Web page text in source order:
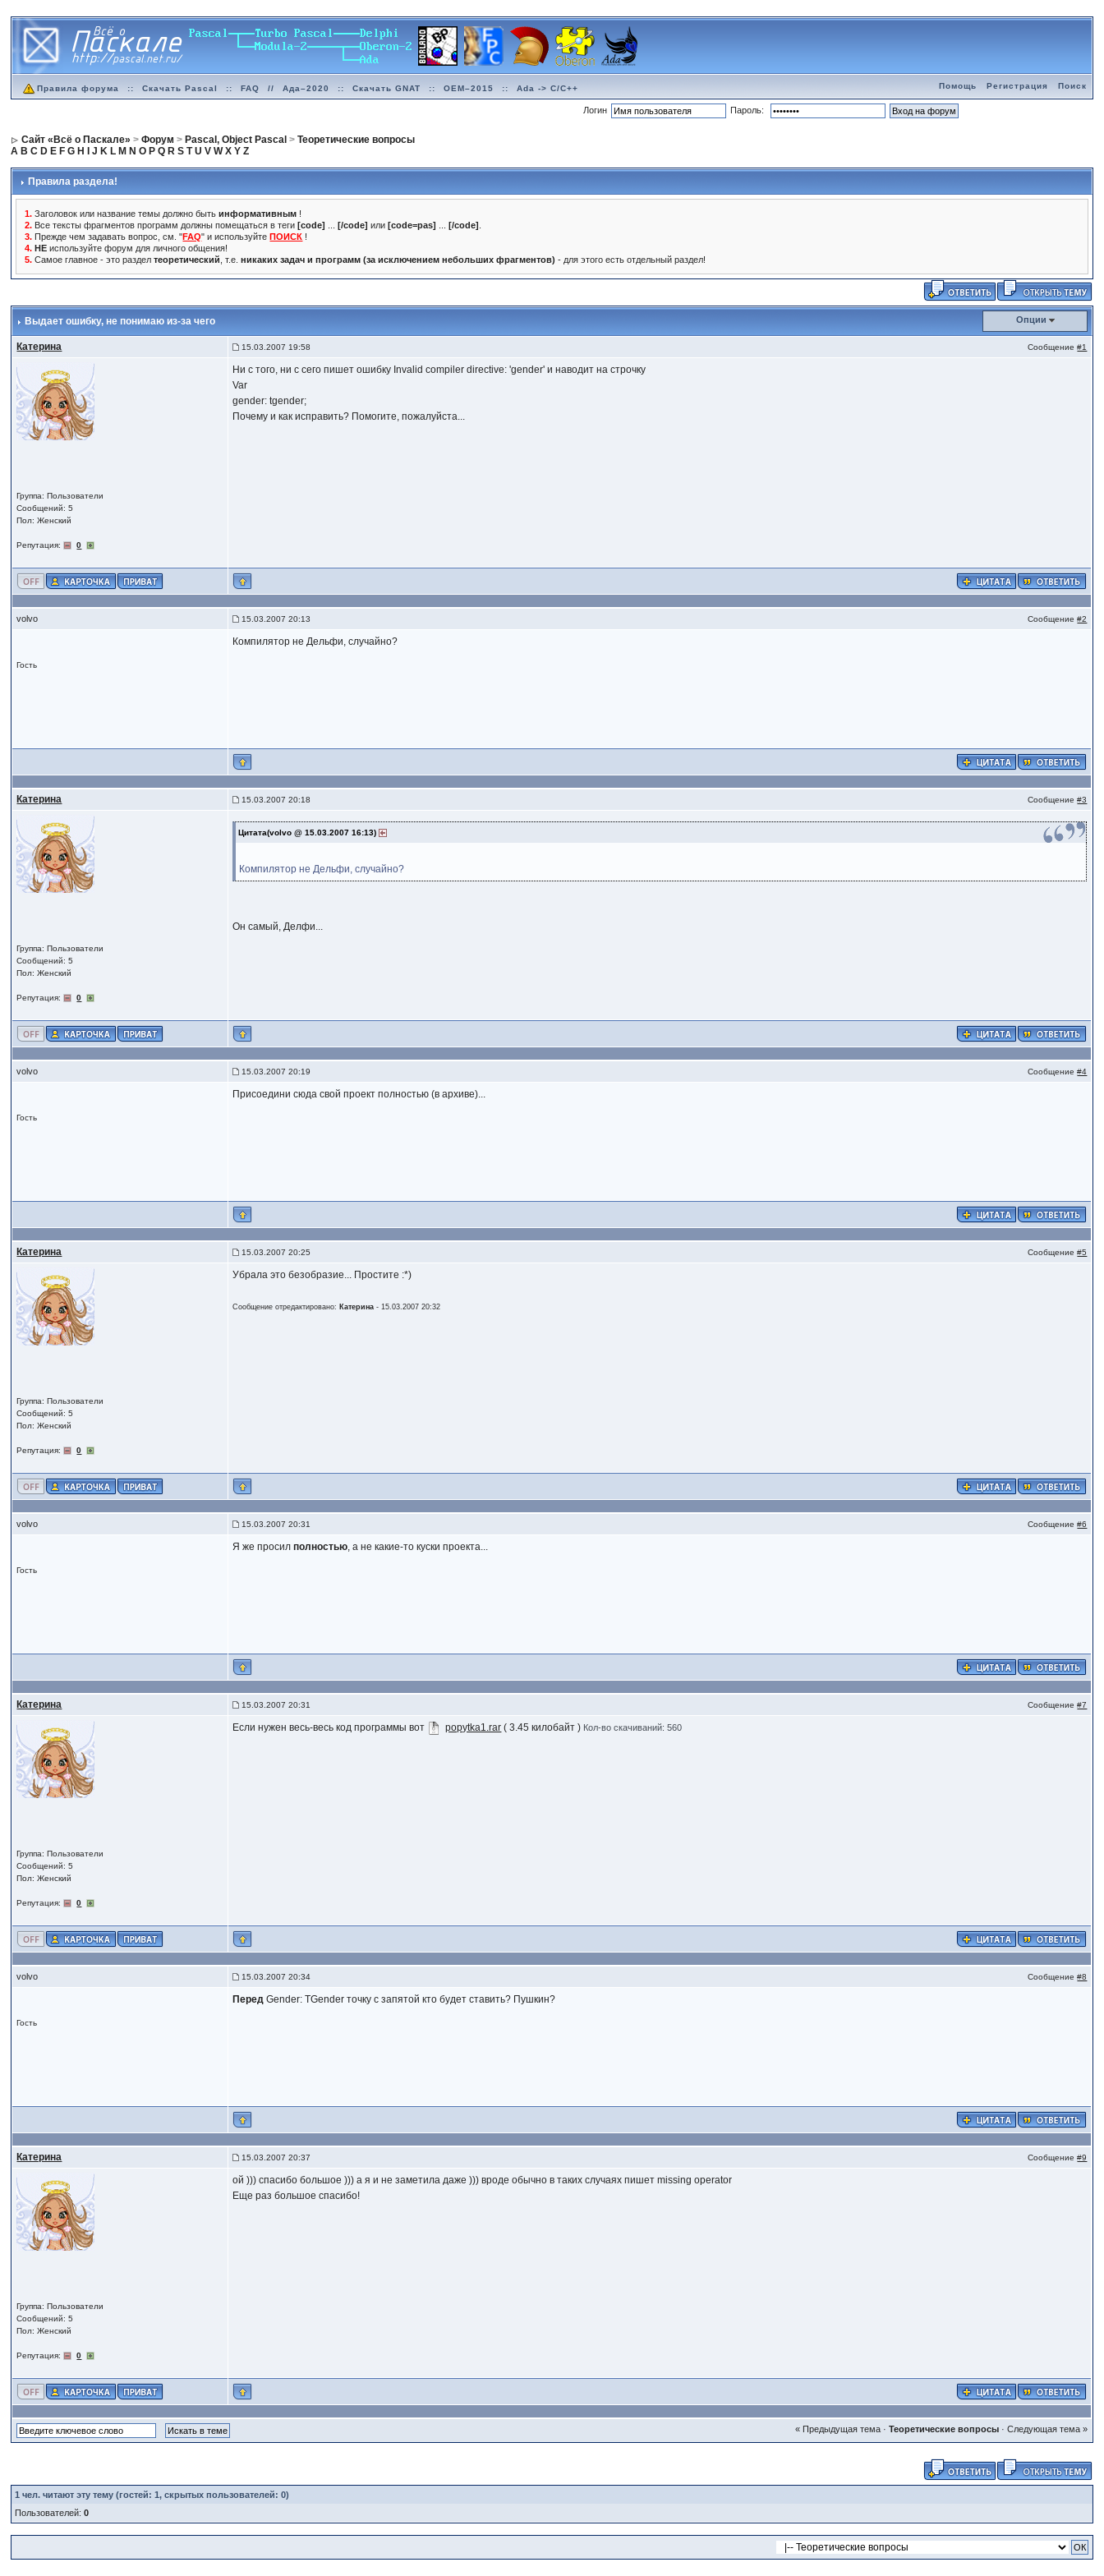
Правила форума :: Скачать Pascal :: FAQ // Ада–2020 :: Скачать GNAT :: OEM–2015 :: Ada -> C/C++ Помощь Регистрация Поиск
Логин Пароль:
Сайт «Всё о Паскале» >Форум > Pascal, Object Pascal >Теоретические вопросы
A B C D E F G H J K L M N O P Q R S T U V W X Y Z
Правила раздела!
1. Заголовок или название темы должно бытьинформативным !
2. Все тексты фрагментов программ должны помещаться в теги[code] ...[/code] или[code=pas] ...[/code]
3. Прежде чем задавать вопрос, см. "FAQ" и используйтеПОИСК !
4. НЕ используйте форум для личного общения!
5. Самое главное - это разделтеоретический , т.е.никаких задач и программ (за исключением небольших фрагментов) - для этого есть отдельный раздел!
Выдает ошибку, не понимаю из-за чего Опции
Катерина 15.03.2007 19:58 Сообщение#1
Группа: Пользователи
Сообщений: 5
Пол: Женский
Репутация: 0
Ни с того, ни с сего пишет ошибку Invalid compiler directive: 'gender' и наводит на строчку
Var
gender: tgender;
Почему и как исправить? Помогите, пожалуйста...
volvo 15.03.2007 20:13 Сообщение#2
Гость
Компилятор не Дельфи, случайно?
Катерина 15.03.2007 20:18 Сообщение#3
Группа: Пользователи
Сообщений: 5
Пол: Женский
Репутация: 0
Цитата(volvo @ 15.03.2007 16:13)
Компилятор не Дельфи, случайно?
Он самый, Делфи...
volvo 15.03.2007 20:19 Сообщение#4
Гость
Присоедини сюда свой проект полностью (в архиве)...
Катерина 15.03.2007 20:25 Сообщение#5
Группа: Пользователи
Сообщений: 5
Пол: Женский
Репутация: 0
Убрала это безобразие... Простите :*)
Сообщение отредактировано: Катерина -15.03.2007 20:32
volvo 15.03.2007 20:31 Сообщение#6
Гость
Я же просилполностью, а не какие-то куски проекта...
Катерина 15.03.2007 20:31 Сообщение#7
Группа: Пользователи
Сообщений: 5
Пол: Женский
Репутация: 0
Если нужен весь-весь код программы вот popytka1.rar ( 3.45 килобайт ) Кол-во скачиваний: 560
volvo 15.03.2007 20:34 Сообщение#8
Гость
Перед Gender: TGender точку с запятой кто будет ставить? Пушкин?
Катерина 15.03.2007 20:37 Сообщение#9
Группа: Пользователи
Сообщений: 5
Пол: Женский
Репутация: 0
ой ))) спасибо большое ))) а я и не заметила даже ))) вроде обычно в таких случаях пишет missing operator
Еще раз большое спасибо!
« Предыдущая тема· Теоретические вопросы· Следующая тема »
1 чел. читают эту тему (гостей: 1, скрытых пользователей: 0)
Пользователей:0